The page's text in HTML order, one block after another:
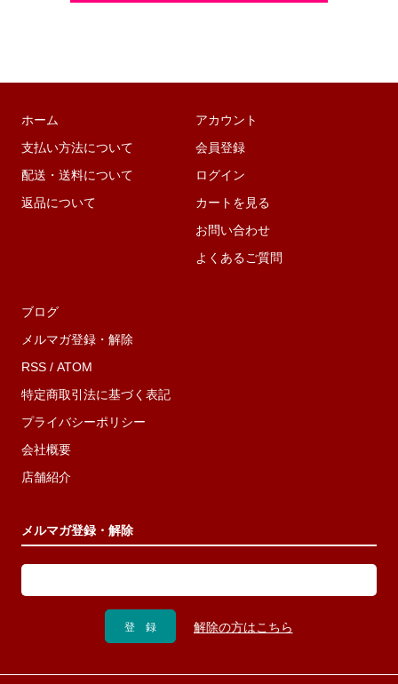
ホーム
支払い方法について
配送・送料について
返品について
アカウント
会員登録
ログイン
カートを見る
お問い合わせ
よくあるご質問
ブログ
メルマガ登録・解除
RSS /ATOM
特定商取引法に基づく表記
プライバシーポリシー
会社概要
店舗紹介
メルマガ登録・解除